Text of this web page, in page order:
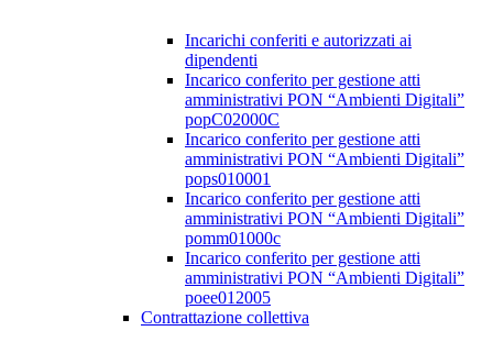
Incarichi conferiti e autorizzati ai
dipendenti
Incarico conferito per gestione atti
amministrativi PON “Ambienti Digitali”
popC02000C
Incarico conferito per gestione atti
amministrativi PON “Ambienti Digitali”
pops010001
Incarico conferito per gestione atti
amministrativi PON “Ambienti Digitali”
pomm01000c
Incarico conferito per gestione atti
amministrativi PON “Ambienti Digitali”
poee012005
Contrattazione collettiva